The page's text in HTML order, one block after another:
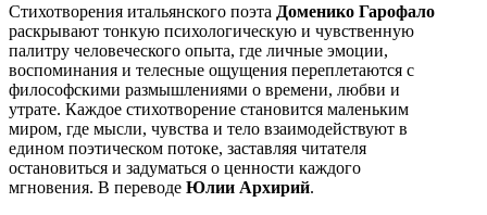
Стихотворения итальянского поэта Доменико Гарофало
раскрывают тонкую психологическую и чувственную
палитру человеческого опыта, где личные эмоции,
воспоминания и телесные ощущения переплетаются с
философскими размышлениями о времени, любви и
утрате. Каждое стихотворение становится маленьким
миром, где мысли, чувства и тело взаимодействуют в
едином поэтическом потоке, заставляя читателя
остановиться и задуматься о ценности каждого
мгновения. В переводе Юлии Архирий.